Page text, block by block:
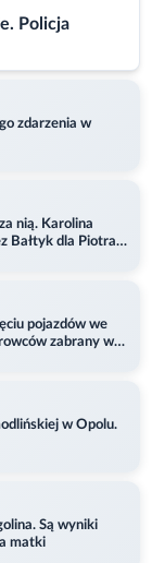
Policja
zdarzenia w
nią. Karolina
Bałtyk dla Piotra.
pojazdów we
zabrany w
w Opolu.
Są wyniki
matki